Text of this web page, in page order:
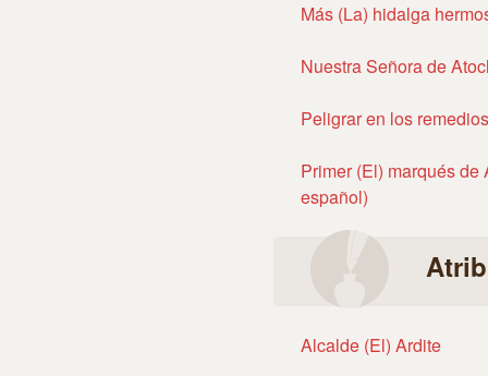
Más (La) hidalga
Nuestra Señora de
Peligrar en los remedios
Primer (El) marqués de
español)
Alcalde (El) Ardite